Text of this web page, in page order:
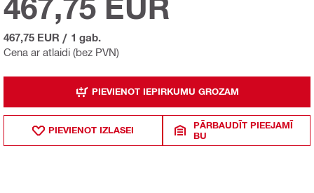
Cena ar atlaidi (bez PVN)
467,75 EUR / 1 gab.
PIEVIENOT IEPIRKUMU GROZAM
PIEVIENOT IZLASEI
PĀRBAUDĪT PIEEJAMĪ
BU